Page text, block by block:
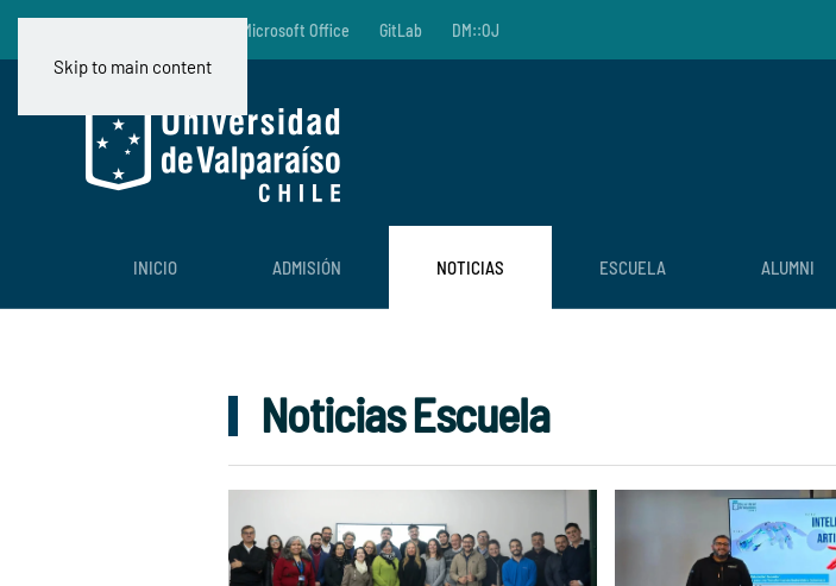
Skip to main content
Microsoft Office GitLab DM::OJ
INICIO ADMISIÓN NOTICIAS ESCUELA ALUMNI
Noticias Escuela